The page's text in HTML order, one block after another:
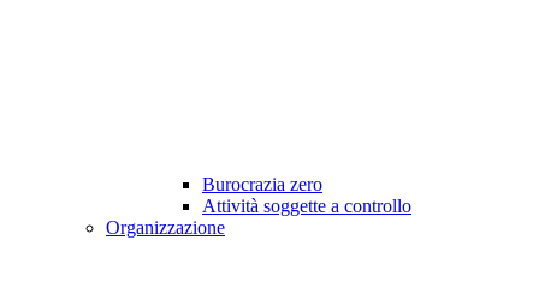
Burocrazia zero
Attività soggette a controllo
Organizzazione